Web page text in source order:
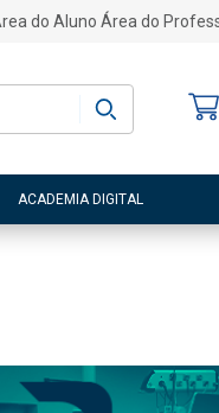
do Aluno Área do
ACADEMIA DIGITAL